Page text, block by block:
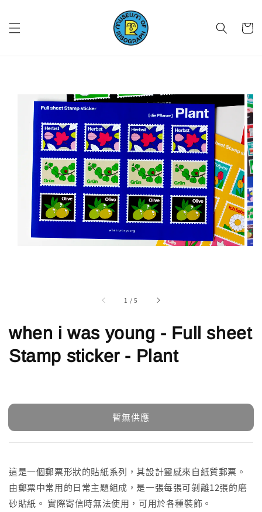
1 /5
when i was young - Full sheet
Stamp sticker - Plant
暫無供應
這是一個郵票形狀的貼紙系列，其設計靈感來自紙質郵票。
由郵票中常用的日常主題組成，是一張每張可剝離12張的磨
砂貼紙。 實際寄信時無法使用，可用於各種裝飾。